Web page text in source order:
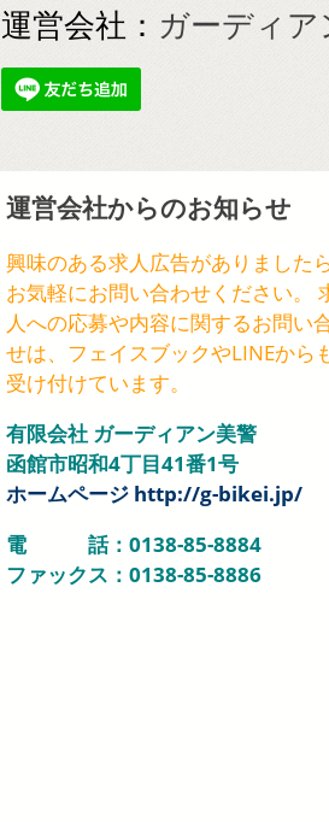
運営会社： ガーディ
運営会社からのお知らせ
興味のある求人広告がありました
お気軽にお問い合わせください。
人への応募や内容に関するお問い
せは、フェイスブックやLINEから
受け付けています。
有限会社 ガーディアン美警
函館市昭和4丁目41番1号
ホームページ http://g-bikei.jp/
電 話：0138-85-8884
ファックス：0138-85-8886